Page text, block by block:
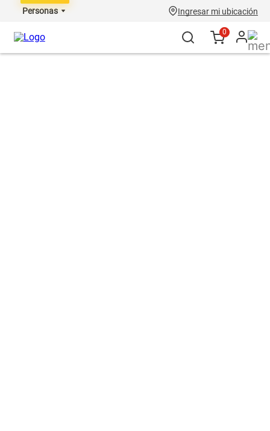
Personas Ingresar mi ubicación
0